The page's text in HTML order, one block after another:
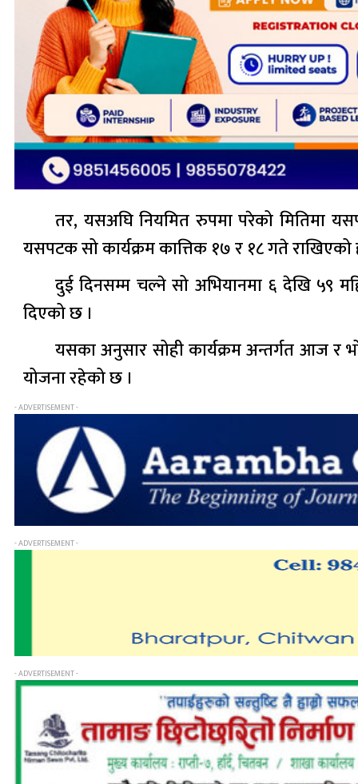
तर, यसअघि नियमित रुपमा परेको मितिमा
यसपटक सो कार्यक्रम कात्तिक १७ र १८ गते राखिएको
दुई दिनसम्म चल्ने सो अभियानमा ६ देखि ५९
दिएको छ ।
यसका अनुसार सोही कार्यक्रम अन्तर्गत आज र
योजना रहेको छ ।
- ADVERTISEMENT -
- ADVERTISEMENT -
- ADVERTISEMENT -